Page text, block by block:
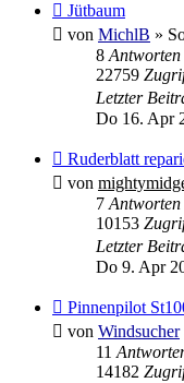
Jütbaum
von MichlB »
8 Antworten
22759
Letzter
Do 16. Apr
Ruderblatt
von
7 Antworten
10153
Letzter
Do 9. Apr
Pinnenpilot
von Windsucher
11
14182